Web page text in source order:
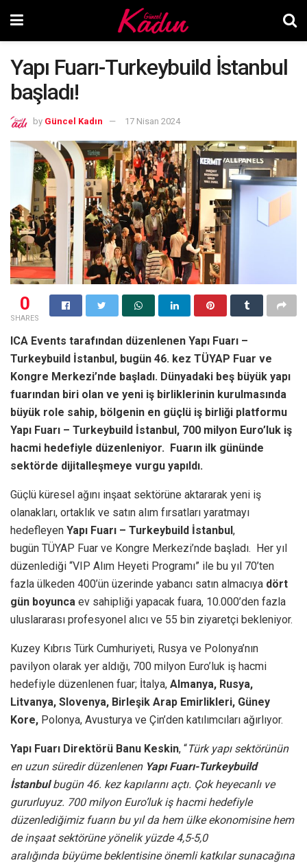
Yapı Fuarı-Turkeybuild İstanbul
başladı!
by Güncel Kadın 17 Nisan 2024
0
SHARES
ICA Events tarafından düzenlenen Yapı Fuarı –
Turkeybuild İstanbul, bugün 46. kez TÜYAP Fuar ve
Kongre Merkezi’nde başladı. Dünyadaki beş büyük yapı
fuarından biri olan ve yeni iş birliklerinin kurulmasında
büyük role sahip, bölgenin en güçlü iş birliği platformu
Yapı Fuarı – Turkeybuild İstanbul, 700 milyon Euro’luk iş
hacmi hedefiyle düzenleniyor. Fuarın ilk gününde
sektörde dijitalleşmeye vurgu yapıldı.
Güçlü küresel ağını inşaat sektörüne aktararak yeni iş
olanakları, ortaklık ve satın alım fırsatları yaratmayı
hedefleyen Yapı Fuarı – Turkeybuild İstanbul,
bugün TÜYAP Fuar ve Kongre Merkezi’nde başladı. Her yıl
düzenlediği “VIP Alım Heyeti Programı” ile bu yıl 70’ten
fazla ülkeden 400’ün üzerinde yabancı satın almacıya dört
gün boyunca ev sahipliği yapacak fuara, 10.000’den fazla
uluslararası profesyonel alıcı ve 55 bin ziyaretçi bekleniyor.
Kuzey Kıbrıs Türk Cumhuriyeti, Rusya ve Polonya’nın
pavilyon olarak yer aldığı, 700 milyon Euro’luk iş hacmi
hedefiyle düzenlenen fuar; İtalya, Almanya, Rusya,
Litvanya, Slovenya, Birleşik Arap Emirlikleri, Güney
Kore, Polonya, Avusturya ve Çin’den katılımcıları ağırlıyor.
Yapı Fuarı Direktörü Banu Keskin, “Türk yapı sektörünün
en uzun süredir düzenlenen Yapı Fuarı-Turkeybuild
İstanbulbugün 46. kez kapılarını açtı. Çok heyecanlı ve
gururluyuz. 700 milyon Euro’luk iş hacmi hedefiyle
düzenlediğimiz fuarın bu yıl da hem ülke ekonomisine hem
de inşaat sektörüne yönelik yüzde 4,5-5,0
aralığında büyüme beklentisine önemli katkılar sunacağına